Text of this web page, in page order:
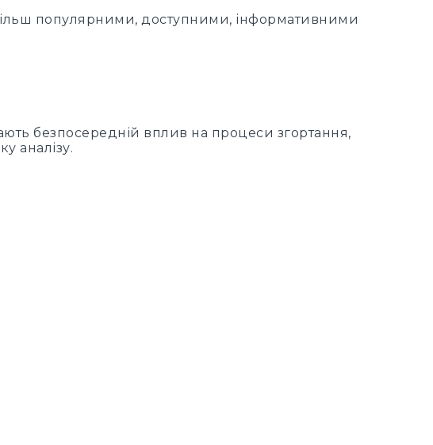
популярними, доступними, інформативними
безпосередній вплив на процеси згортання,
аналізу.